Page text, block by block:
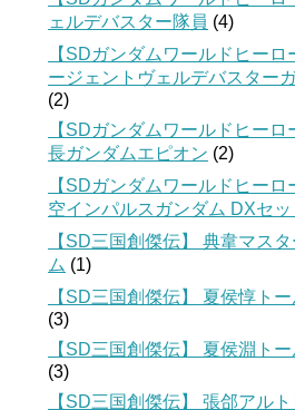
ェルデバスター隊員 (4)
【SDガンダムワールドヒーロ
ージェントヴェルデバスター
(2)
【SDガンダムワールドヒーロ
長ガンダムエピオン (2)
【SDガンダムワールドヒーロ
空インパルスガンダム DXセッ
【SD三国創傑伝】 典韋マス
ム (1)
【SD三国創傑伝】 夏侯惇ト
(3)
【SD三国創傑伝】 夏侯淵ト
(3)
【SD三国創傑伝】 張郃アル